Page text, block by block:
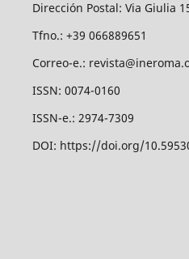
Dirección Postal: Via Giulia
Tfno.: +39 066889651
Correo-e.:
ISSN: 0074-0160
ISSN-e.: 2974-7309
DOI: https://doi.org/